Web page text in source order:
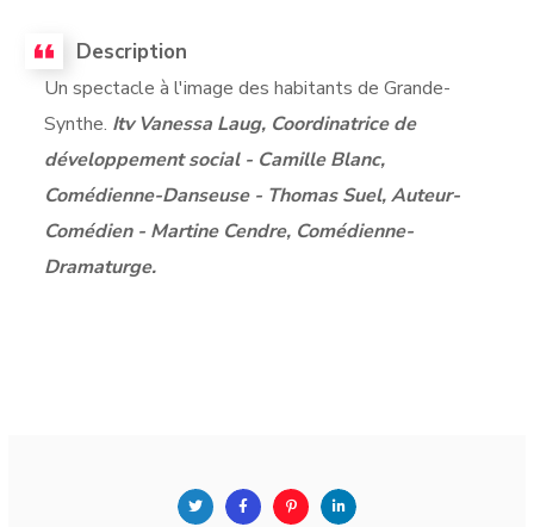
Description
Un spectacle à l'image des habitants de Grande-
Synthe. Itv Vanessa Laug, Coordinatrice de
développement social - Camille Blanc,
Comédienne-Danseuse - Thomas Suel, Auteur-
Comédien - Martine Cendre, Comédienne-
Dramaturge.